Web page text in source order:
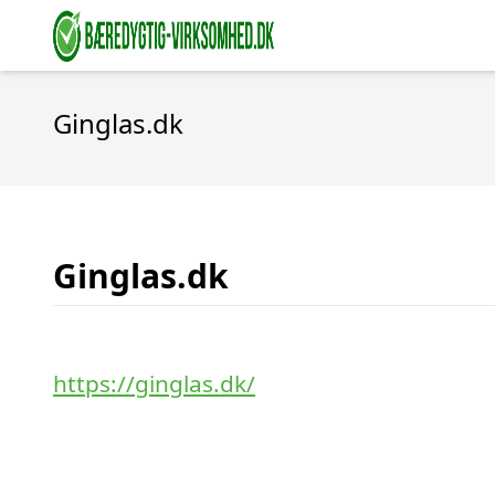
Ginglas.dk
Ginglas.dk
https://ginglas.dk/